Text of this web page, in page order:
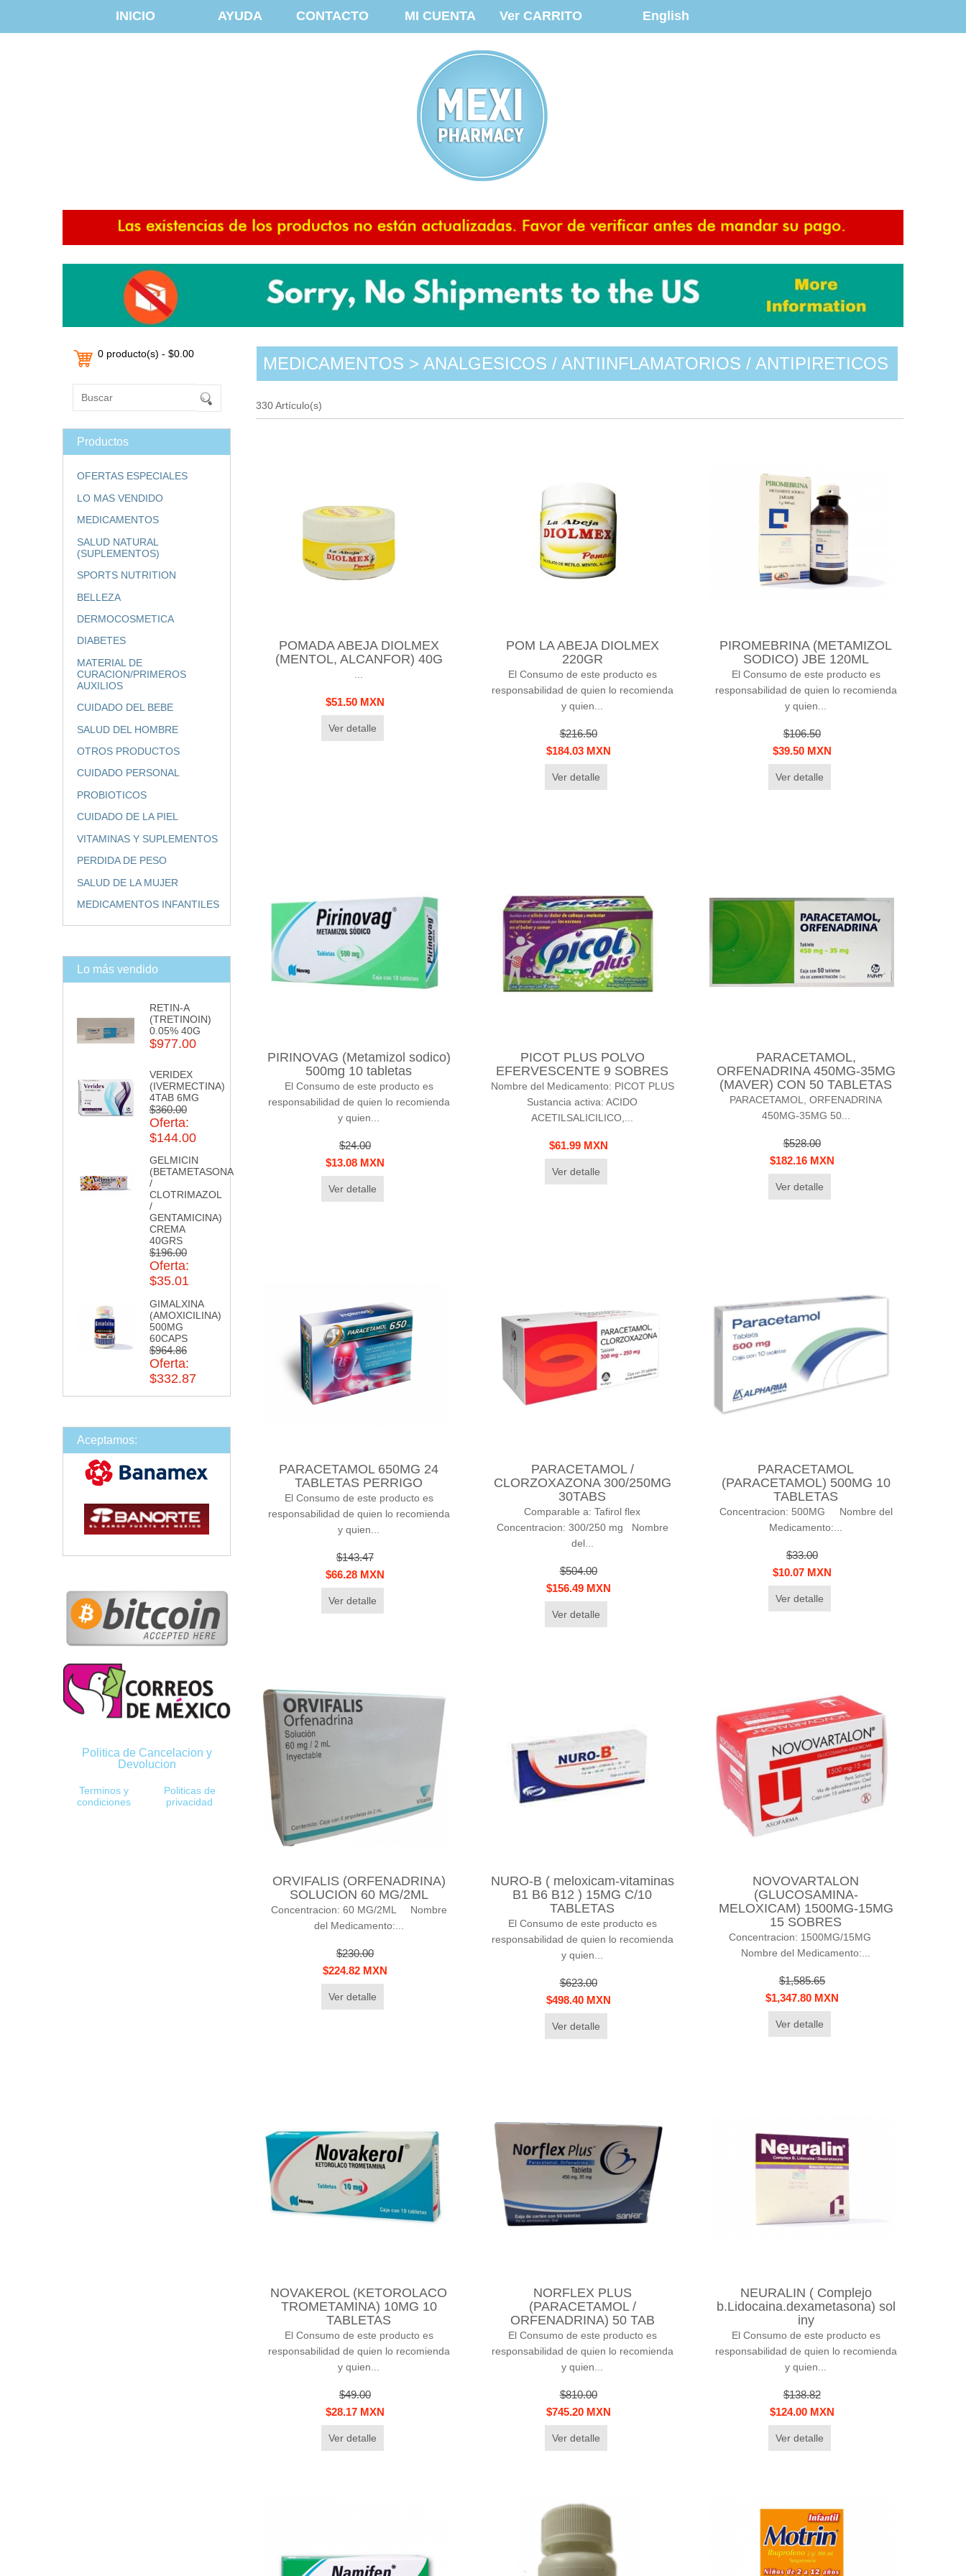
INICIO AYUDA CONTACTO MI CUENTA Ver CARRITO English
0 producto(s) - $0.00
Productos
OFERTAS ESPECIALES
LO MAS VENDIDO
MEDICAMENTOS
SALUD NATURAL
(SUPLEMENTOS)
SPORTS NUTRITION
BELLEZA
DERMOCOSMETICA
DIABETES
MATERIAL DE
CURACION/PRIMEROS
AUXILIOS
CUIDADO DEL BEBE
SALUD DEL HOMBRE
OTROS PRODUCTOS
CUIDADO PERSONAL
PROBIOTICOS
CUIDADO DE LA PIEL
VITAMINAS Y SUPLEMENTOS
PERDIDA DE PESO
SALUD DE LA MUJER
MEDICAMENTOS INFANTILES
Lo más vendido
RETIN-A
(TRETINOIN)
0.05% 40G
$977.00
VERIDEX
(IVERMECTINA)
4TAB 6MG
$360.00
Oferta:
$144.00
GELMICIN
(BETAMETASONA
/
CLOTRIMAZOL
/
GENTAMICINA)
CREMA
40GRS
$196.00
Oferta:
$35.01
GIMALXINA
(AMOXICILINA)
500MG
60CAPS
$964.86
Oferta:
$332.87
Aceptamos:
Politica de Cancelacion y
Devolucion
Terminos y
condiciones
Politicas de
privacidad
MEDICAMENTOS > ANALGESICOS / ANTIINFLAMATORIOS / ANTIPIRETICOS
330 Artículo(s)
POMADA ABEJA DIOLMEX
(MENTOL, ALCANFOR) 40G
$51.50 MXN
Ver detalle
POM LA ABEJA DIOLMEX
220GR
El Consumo de este producto es
responsabilidad de quien lo recomienda
y quien...
$216.50
$184.03 MXN
Ver detalle
PIROMEBRINA (METAMIZOL
SODICO) JBE 120ML
El Consumo de este producto es
responsabilidad de quien lo recomienda
y quien...
$106.50
$39.50 MXN
Ver detalle
PIRINOVAG (Metamizol sodico)
500mg 10 tabletas
El Consumo de este producto es
responsabilidad de quien lo recomienda
y quien...
$24.00
$13.08 MXN
Ver detalle
PICOT PLUS POLVO
EFERVESCENTE 9 SOBRES
Nombre del Medicamento: PICOT PLUS
Sustancia activa: ACIDO
ACETILSALICILICO,...
$61.99 MXN
Ver detalle
PARACETAMOL,
ORFENADRINA 450MG-35MG
(MAVER) CON 50 TABLETAS
PARACETAMOL, ORFENADRINA
450MG-35MG 50...
$528.00
$182.16 MXN
Ver detalle
PARACETAMOL 650MG 24
TABLETAS PERRIGO
El Consumo de este producto es
responsabilidad de quien lo recomienda
y quien...
$143.47
$66.28 MXN
Ver detalle
PARACETAMOL /
CLORZOXAZONA 300/250MG
30TABS
Comparable a: Tafirol flex
Concentracion: 300/250 mg Nombre
del...
$504.00
$156.49 MXN
Ver detalle
PARACETAMOL
(PARACETAMOL) 500MG 10
TABLETAS
Concentracion: 500MG Nombre del
Medicamento:...
$33.00
$10.07 MXN
Ver detalle
ORVIFALIS (ORFENADRINA)
SOLUCION 60 MG/2ML
Concentracion: 60 MG/2ML Nombre
del Medicamento:...
$230.00
$224.82 MXN
Ver detalle
NURO-B ( meloxicam-vitaminas
B1 B6 B12 ) 15MG C/10
TABLETAS
El Consumo de este producto es
responsabilidad de quien lo recomienda
y quien...
$623.00
$498.40 MXN
Ver detalle
NOVOVARTALON
(GLUCOSAMINA-
MELOXICAM) 1500MG-15MG
15 SOBRES
Concentracion: 1500MG/15MG
Nombre del Medicamento:...
$1,585.65
$1,347.80 MXN
Ver detalle
NOVAKEROL (KETOROLACO
TROMETAMINA) 10MG 10
TABLETAS
El Consumo de este producto es
responsabilidad de quien lo recomienda
y quien...
$49.00
$28.17 MXN
Ver detalle
NORFLEX PLUS
(PARACETAMOL /
ORFENADRINA) 50 TAB
El Consumo de este producto es
responsabilidad de quien lo recomienda
y quien...
$810.00
$745.20 MXN
Ver detalle
NEURALIN ( Complejo
b.Lidocaina.dexametasona) sol
iny
El Consumo de este producto es
responsabilidad de quien lo recomienda
y quien...
$138.82
$124.00 MXN
Ver detalle